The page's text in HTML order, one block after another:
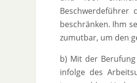
beschränken. Ihm
zumutbar, um den
b) Mit der
infolge des